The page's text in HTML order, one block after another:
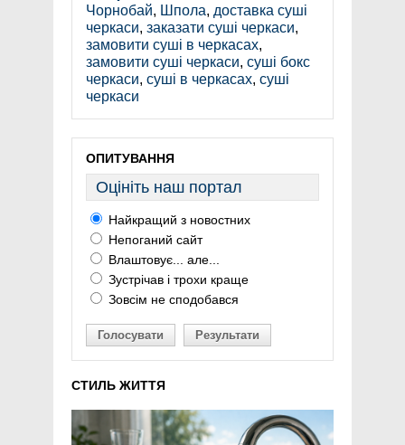
Чорнобай, Шпола, доставка суші
черкаси, заказати суші черкаси,
замовити суші в черкасах,
замовити суші черкаси, суші бокс
черкаси, суші в черкасах, суші
черкаси
ОПИТУВАННЯ
Оцініть наш портал
Найкращий з новостних
Непоганий сайт
Влаштовує... але...
Зустрічав і трохи краще
Зовсім не сподобався
Голосувати Результати
СТИЛЬ ЖИТТЯ